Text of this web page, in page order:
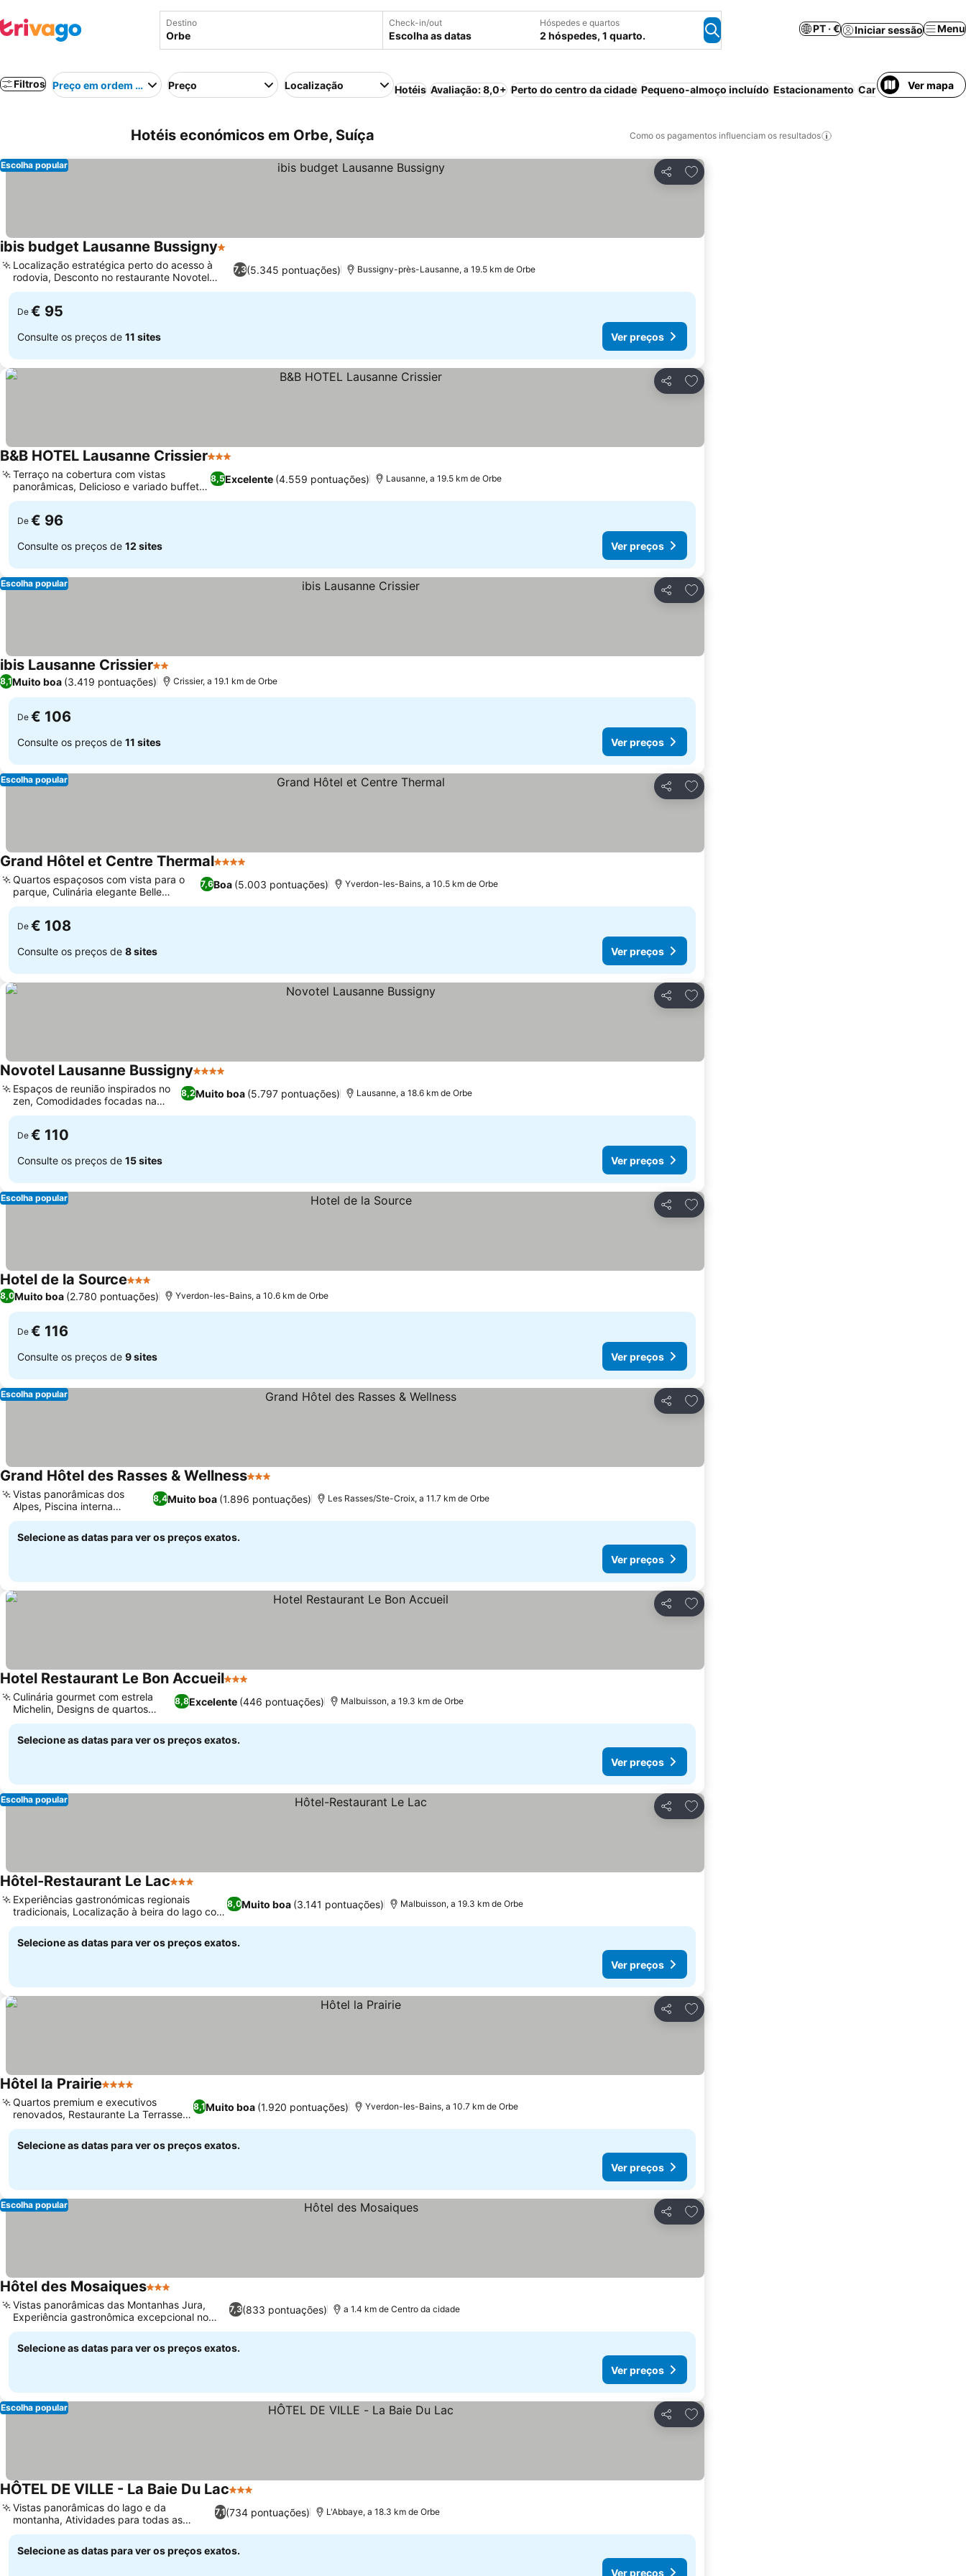
Destino Check-in/out
Escolha as datas
Hóspedes e quartos
2 hóspedes, 1 quarto.
PT · € Iniciar sessão Menu
Filtros Preço em ordem crescentePreço Localização Hotéis Avaliação: 8,0+ Perto do centro da cidade Pequeno-almoço incluído Estacionamento CancelamentoVer mapa
Hotéis económicos em Orbe, Suíça Como os pagamentos influenciam os resultados
Partilhar
Adicionar aos favoritos
Escolha popular
ibis budget Lausanne Bussigny1 Estrelas
7,3(5.345 pontuações)
Localização estratégica perto do acesso à
rodovia, Desconto no restaurante Novotel
próximo
Bussigny-près-Lausanne, a 19.5 km de Orbe
De € 95
Consulte os preços de 11 sites Ver preços
Partilhar
Adicionar aos favoritos
B&B HOTEL Lausanne Crissier3 Estrelas
8,5Excelente (4.559 pontuações)
Terraço na cobertura com vistas
panorâmicas, Delicioso e variado buffet
de café da manhã
Lausanne, a 19.5 km de Orbe
De € 96
Consulte os preços de 12 sites Ver preços
Partilhar
Adicionar aos favoritos
Escolha popular
ibis Lausanne Crissier2 Estrelas
8,1Muito boa (3.419 pontuações) Crissier, a 19.1 km de Orbe
De € 106
Consulte os preços de 11 sites Ver preços
Partilhar
Adicionar aos favoritos
Escolha popular
Grand Hôtel et Centre Thermal4 Estrelas
7,6Boa (5.003 pontuações)
Quartos espaçosos com vista para o
parque, Culinária elegante Belle
Époque
Yverdon-les-Bains, a 10.5 km de Orbe
De € 108
Consulte os preços de 8 sites Ver preços
Partilhar
Adicionar aos favoritos
Novotel Lausanne Bussigny4 Estrelas
8,2Muito boa (5.797 pontuações)
Espaços de reunião inspirados no
zen, Comodidades focadas na
família
Lausanne, a 18.6 km de Orbe
De € 110
Consulte os preços de 15 sites Ver preços
Partilhar
Adicionar aos favoritos
Escolha popular
Hotel de la Source3 EstrelasVer preços
8,0Muito boa (2.780 pontuações) Yverdon-les-Bains, a 10.6 km de Orbe
De € 116
Consulte os preços de 9 sites Ver preços
Partilhar
Adicionar aos favoritos
Escolha popular
Grand Hôtel des Rasses & Wellness3 Estrelas
8,4Muito boa (1.896 pontuações)
Vistas panorâmicas dos
Alpes, Piscina interna
aquecida
Les Rasses/Ste-Croix, a 11.7 km de Orbe
Selecione as datas para ver os preços exatos.
Ver preços
Partilhar
Adicionar aos favoritos
Hotel Restaurant Le Bon Accueil3 Estrelas
8,8Excelente (446 pontuações)
Culinária gourmet com estrela
Michelin, Designs de quartos
únicos
Malbuisson, a 19.3 km de Orbe
Selecione as datas para ver os preços exatos.
Ver preços
Partilhar
Adicionar aos favoritos
Escolha popular
Hôtel-Restaurant Le Lac3 Estrelas
8,0Muito boa (3.141 pontuações)
Experiências gastronómicas regionais
tradicionais, Localização à beira do lago com
vistas panorâmicas
Malbuisson, a 19.3 km de Orbe
Selecione as datas para ver os preços exatos.
Ver preços
Partilhar
Adicionar aos favoritos
Hôtel la Prairie4 Estrelas
8,1Muito boa (1.920 pontuações)
Quartos premium e executivos
renovados, Restaurante La Terrasse
de renome
Yverdon-les-Bains, a 10.7 km de Orbe
Selecione as datas para ver os preços exatos.
Ver preços
Partilhar
Adicionar aos favoritos
Escolha popular
Hôtel des Mosaiques3 Estrelas
7,3(833 pontuações)
Vistas panorâmicas das Montanhas Jura,
Experiência gastronômica excepcional no
local
a 1.4 km de Centro da cidade
Selecione as datas para ver os preços exatos.
Ver preços
Partilhar
Adicionar aos favoritos
Escolha popular
HÔTEL DE VILLE - La Baie Du Lac3 Estrelas
7,1(734 pontuações)
Vistas panorâmicas do lago e da
montanha, Atividades para todas as
estações
L'Abbaye, a 18.3 km de Orbe
Selecione as datas para ver os preços exatos.
Ver preços